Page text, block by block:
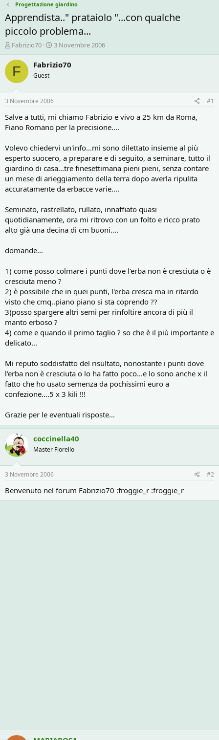
Progettazione giardino
Apprendista.." prataiolo "...con qualche
piccolo problema...
C
r
e
t
o
r
e
D
s
u
s
s
i
n
Fabrizio70
D
a
t
n
i
3 Novembre 2006
F Fabrizio70
Guest
3 Novembre 2006 #1
Salve a tutti, mi chiamo Fabrizio e vivo a 25 km da Roma,
Fiano Romano per la precisione....
Volevo chiedervi un'info...mi sono dilettato insieme al più
esperto suocero, a preparare e di seguito, a seminare, tutto il
giardino di casa...tre finesettimana pieni pieni, senza contare
un mese di arieggiamento della terra dopo averla ripulita
accuratamente da erbacce varie....
Seminato, rastrellato, rullato, innaffiato quasi
quotidianamente, ora mi ritrovo con un folto e ricco prato
alto già una decina di cm buoni....
domande...
1) come posso colmare i punti dove l'erba non è cresciuta o è
cresciuta meno ?
2) è possibile che in quei punti, l'erba cresca ma in ritardo
visto che cmq..piano piano si sta coprendo ??
3)posso spargere altri semi per rinfoltire ancora di più il
manto erboso ?
4) come e quando il primo taglio ? so che è il più importante e
delicato...
Mi reputo soddisfatto del risultato, nonostante i punti dove
l'erba non è cresciuta o lo ha fatto poco...e lo sono anche x il
fatto che ho usato semenza da pochissimi euro a
confezione....5 x 3 kili !!!
Grazie per le eventuali risposte...
coccinella40
Master Florello
3 Novembre 2006 #2
Benvenuto nel forum Fabrizio70 :froggie_r :froggie_r